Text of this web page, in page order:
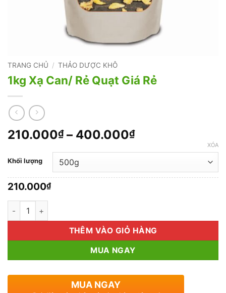
TRANG CHỦ / THẢO DƯỢC KHÔ
1kg Xạ Can/ Rẻ Quạt Giá Rẻ
210.000₫ – 400.000₫Khoảng
210.000₫
đến
Khối lượng
XÓA
210.000₫
1kg Xạ Can/ Rẻ Quạt Giá Rẻ số lượng
THÊM VÀO GIỎ HÀNG
MUA NGAY
MUA NGAY